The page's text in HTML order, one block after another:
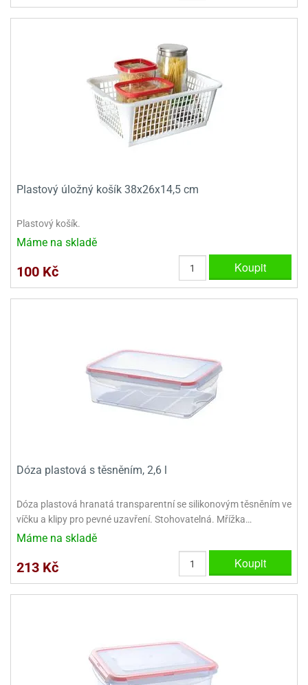
Plastový úložný košík 38x26x14,5 cm
Plastový košík.
Máme na skladě
100 Kč Koupit
Dóza plastová s těsněním, 2,6 l
Dóza plastová hranatá transparentní se silikonovým těsněním ve
víčku a klipy pro pevné uzavření. Stohovatelná. Mřížka…
Máme na skladě
213 Kč Koupit